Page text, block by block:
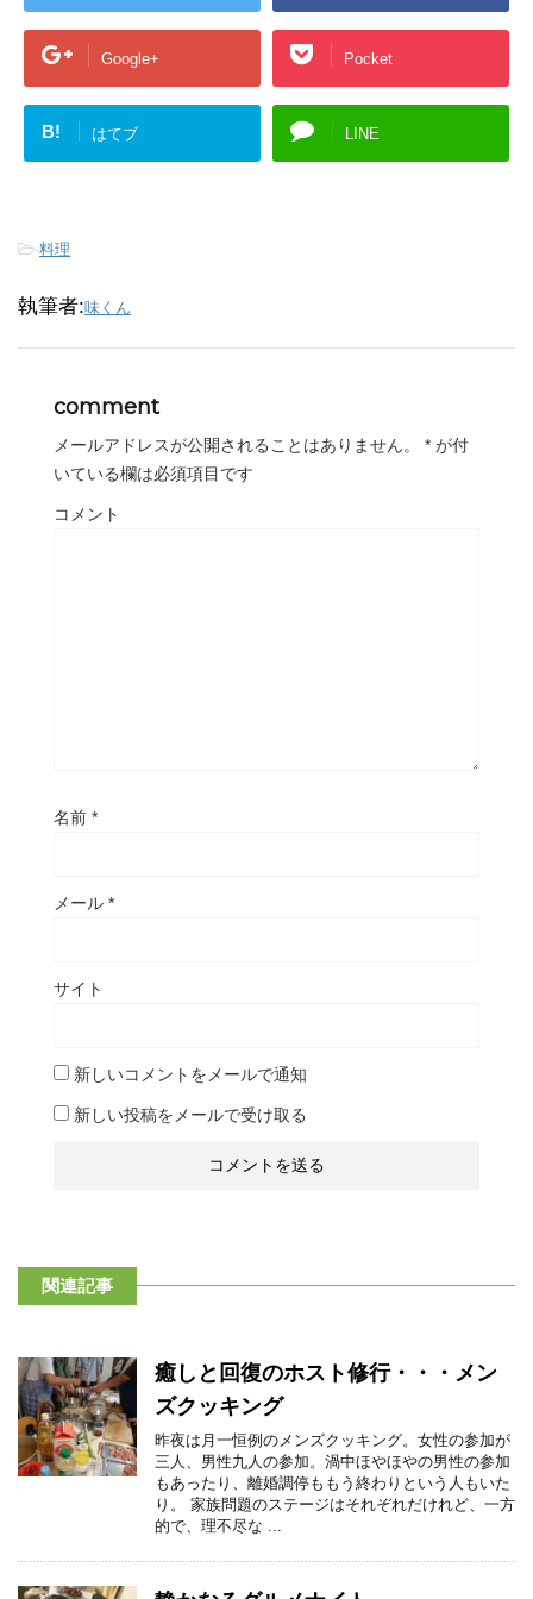
Google+ Pocket
B! はてブ LINE
-料理
執筆者:味くん
comment
メールアドレスが公開されることはありません。 * が付
いている欄は必須項目です
コメント
名前 *
メール *
サイト
新しいコメントをメールで通知
新しい投稿をメールで受け取る
関連記事
癒しと回復のホスト修行・・・メン
ズクッキング
昨夜は月一恒例のメンズクッキング。女性の参加が
三人、男性九人の参加。渦中ほやほやの男性の参加
もあったり、離婚調停ももう終わりという人もいた
り。 家族問題のステージはそれぞれだけれど、一方
的で、理不尽な ...